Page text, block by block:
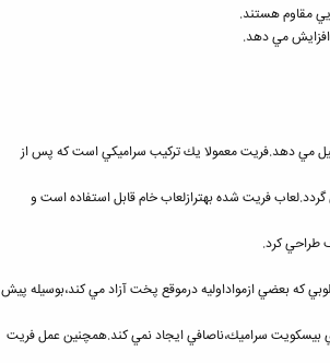
مي دهد.فريت معمولا يك تركيب سراميكي است كه پس از
فريت شده بهترازلعاب خام قابل استفاده است و
طراحي كرد.
كه بعضي ازمواداوليه درموقع پخت آزاد مي كند،بوسيله پيش
بيسكويت سراميك،ناصافي ايجاد نمي كند.همچنين عمل فريت